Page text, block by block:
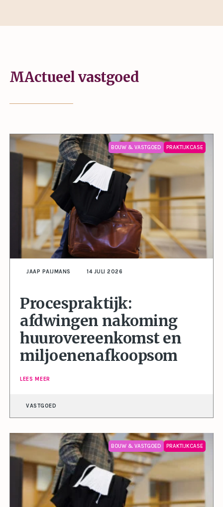
MActueel vastgoed
JAAP PAIJMANS 14 JULI 2026
Procespraktijk:
afdwingen nakoming
huurovereenkomst en
miljoenenafkoopsom
LEES MEER
VASTGOED
BOUW & VASTGOED PRAKTIJKCASE
BOUW & VASTGOED PRAKTIJKCASE